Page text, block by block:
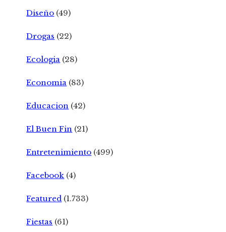
Diseño (49)
Drogas (22)
Ecologia (28)
Economia (83)
Educacion (42)
El Buen Fin (21)
Entretenimiento (499)
Facebook (4)
Featured (1.733)
Fiestas (61)